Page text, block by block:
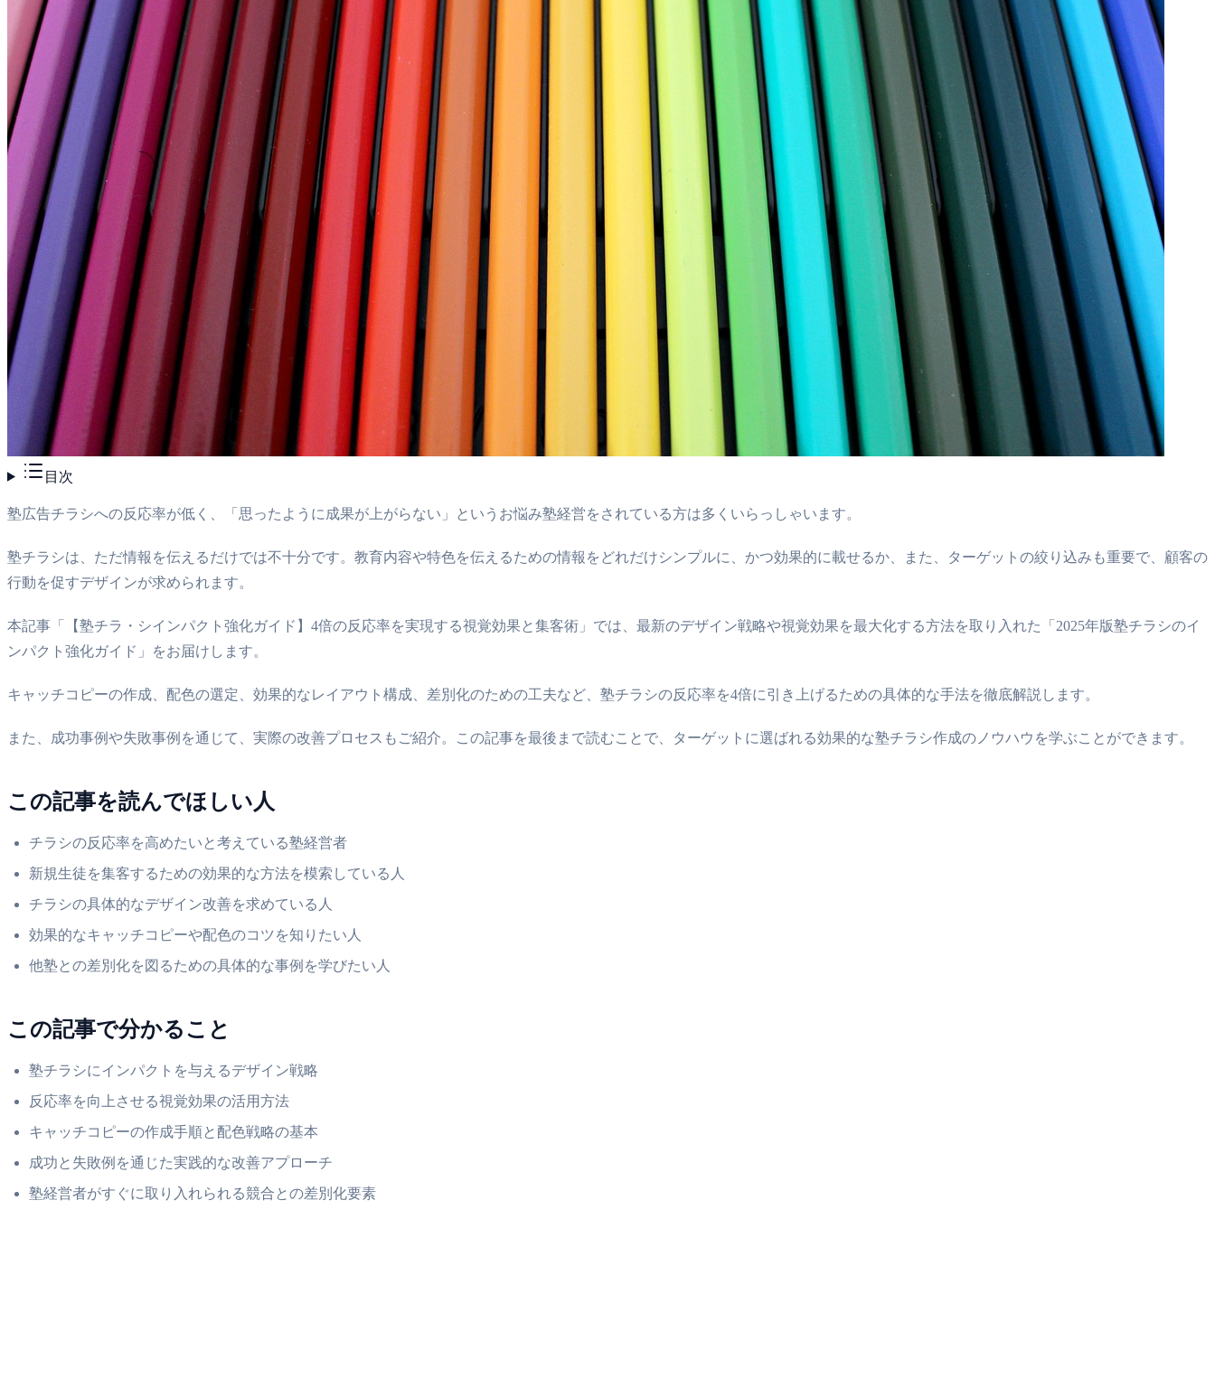
目次
塾広告チラシへの反応率が低く、「思ったように成果が上がらない」というお悩み塾経営をされている方は多くいらっしゃいます。
塾チラシは、ただ情報を伝えるだけでは不十分です。教育内容や特色を伝えるための情報をどれだけシンプルに、かつ効果的に載せるか、また、ターゲットの絞り込みも重要で、顧客の
行動を促すデザインが求められます。
本記事「【塾チラ・シインパクト強化ガイド】4倍の反応率を実現する視覚効果と集客術」では、最新のデザイン戦略や視覚効果を最大化する方法を取り入れた「2025年版塾チラシのイ
ンパクト強化ガイド」をお届けします。
キャッチコピーの作成、配色の選定、効果的なレイアウト構成、差別化のための工夫など、塾チラシの反応率を4倍に引き上げるための具体的な手法を徹底解説します。
また、成功事例や失敗事例を通じて、実際の改善プロセスもご紹介。この記事を最後まで読むことで、ターゲットに選ばれる効果的な塾チラシ作成のノウハウを学ぶことができます。
この記事を読んでほしい人
チラシの反応率を高めたいと考えている塾経営者
新規生徒を集客するための効果的な方法を模索している人
チラシの具体的なデザイン改善を求めている人
効果的なキャッチコピーや配色のコツを知りたい人
他塾との差別化を図るための具体的な事例を学びたい人
この記事で分かること
塾チラシにインパクトを与えるデザイン戦略
反応率を向上させる視覚効果の活用方法
キャッチコピーの作成手順と配色戦略の基本
成功と失敗例を通じた実践的な改善アプローチ
塾経営者がすぐに取り入れられる競合との差別化要素